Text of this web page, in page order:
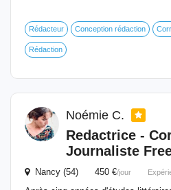
Rédacteur Conception rédaction
Rédaction
Noémie C.
Redactrice -
Journaliste
Nancy (54) 450 €/jour